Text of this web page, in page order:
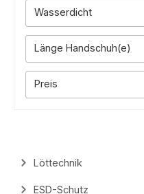
Wasserdicht
Länge Handschuh(e)
Preis
Löttechnik
ESD-Schutz